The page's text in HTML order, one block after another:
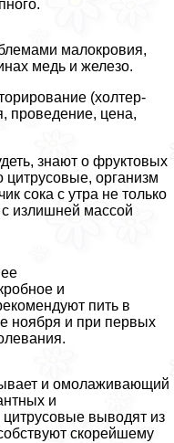
малокровия,
медь и железо.
(холтер-
проведение, цена,
знают о фруктовых
цитрусовые, организм
сока с утра не только
с излишней массой
и
пить в
ноября и при первых
и омолаживающий
и
выводят из
скорейшему